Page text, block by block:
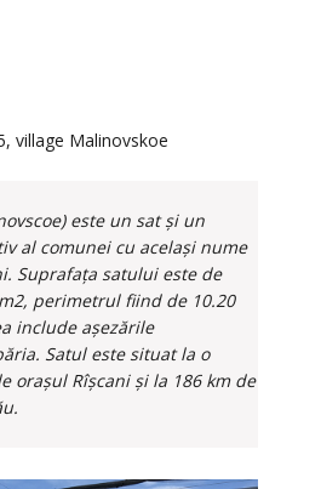
village Malinovskoe
este un sat și un
al comunei cu același nume
Suprafața satului este de
perimetrul fiind de 10.20
include așezările
Satul este situat la o
orașul Rîșcani și la 186 km de